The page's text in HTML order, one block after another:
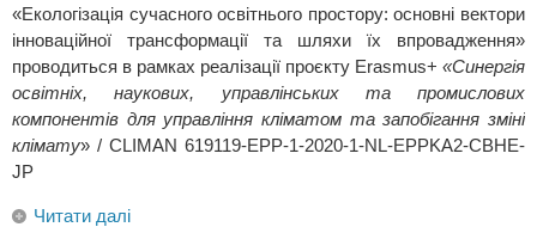
«Екологізація сучасного освітнього простору: основні вектори
інноваційної трансформації та шляхи їх впровадження»
проводиться в рамках реалізації проєкту Erasmus+ «Синергія
освітніх, наукових, управлінських та промислових
компонентів для управління кліматом та запобігання зміні
клімату» / CLIMAN 619119-EPP-1-2020-1-NL-EPPKA2-CBHE-
JP
Читати далі